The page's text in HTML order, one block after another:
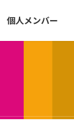
個人メンバー